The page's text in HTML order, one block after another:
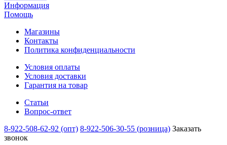
Информация
Помощь
Магазины
Контакты
Политика конфиденциальности
Условия оплаты
Условия доставки
Гарантия на товар
Статьи
Вопрос-ответ
8-922-508-62-92 (опт) 8-922-506-30-55 (розница) Заказать
звонок